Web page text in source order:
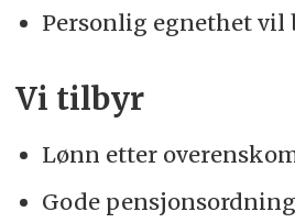
Personlig egnethet
Vi tilbyr
Lønn etter
Gode